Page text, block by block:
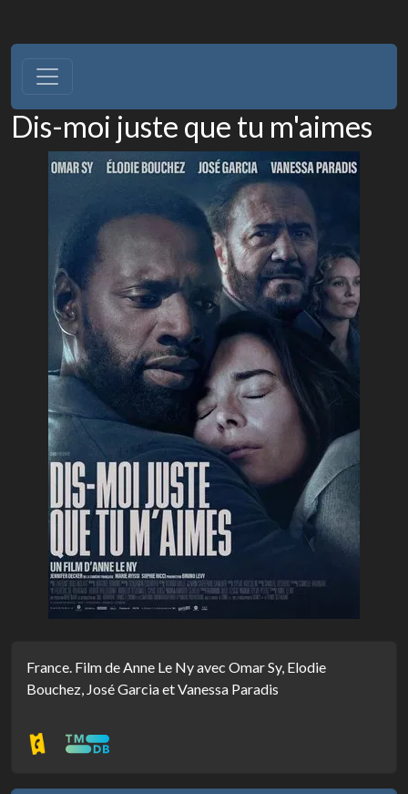
Dis-moi juste que tu m'aimes
France. Film de Anne Le Ny avec Omar Sy, Elodie
Bouchez, José Garcia et Vanessa Paradis